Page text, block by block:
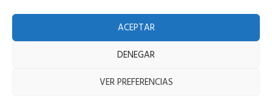
ACEPTAR
DENEGAR
VER PREFERENCIAS
Albacete 02007 España
Teléfono: (+34) 967 24 68 72